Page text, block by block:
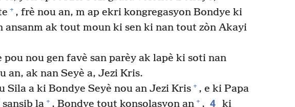
+ , frè nou an, m ap ekri kongregasyon Bondye ki
ansanm ak tout moun ki sen ki nan tout zòn Akayi
pou nou gen favè san parèy ak lapè ki soti nan
an, ak nan Seyè a, Jezi Kris.
Sila a ki Bondye Seyè nou an Jezi Kris + , e ki Papa
la + , Bondye tout konsolasyon an + , 4 ki